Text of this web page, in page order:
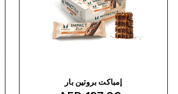
إمباكت بروتين بار